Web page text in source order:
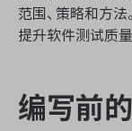
IPD 研发管理
范围、策略和方法
提升软件测试质
编写前